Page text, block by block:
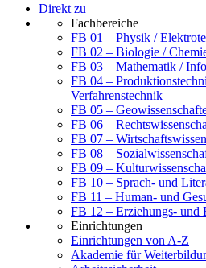
Direkt zu
Fachbereiche
FB 01 – Physik /
FB 02 – Biologie /
FB 03 – Mathematik /
FB 04 –
Verfahrenstechnik
FB 05 –
FB 06 –
FB 07 –
FB 08 –
FB 09 –
FB 10 – Sprach- und
FB 11 – Human- und
FB 12 – Erziehungs- und
Einrichtungen
Einrichtungen von A-Z
Akademie für